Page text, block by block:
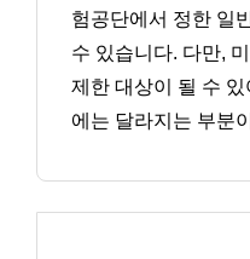
험공단에서 정한 일
수 있습니다. 다만,
제한 대상이 될 수 있
에는 달라지는 부분